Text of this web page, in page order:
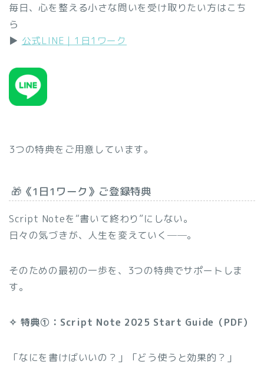
毎日、心を整える小さな問いを受け取りたい方はこち
ら
▶︎ 公式LINE｜1日1ワーク
3つの特典をご用意しています。
🎁《1日1ワーク》ご登録特典
Script Noteを“書いて終わり”にしない。
日々の気づきが、人生を変えていく──。
そのための最初の一歩を、3つの特典でサポートしま
す。
✧ 特典①：Script Note 2025 Start Guide（PDF）
「なにを書けばいいの？」「どう使うと効果的？」